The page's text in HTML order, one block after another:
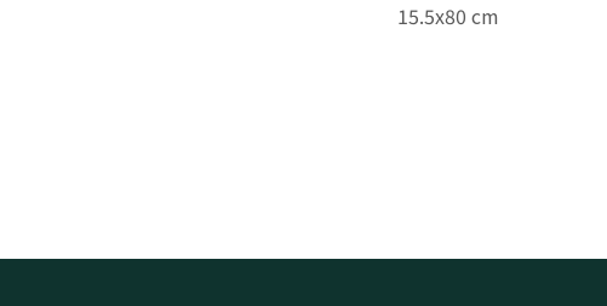
15.5x80 cm